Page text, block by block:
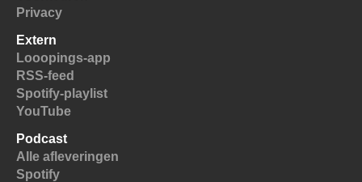
Privacy
Extern
Looopings-app
RSS-feed
Spotify-playlist
YouTube
Podcast
Alle afleveringen
Spotify